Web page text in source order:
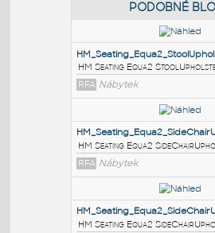
HM Seating Equa2
RFA Nábytek